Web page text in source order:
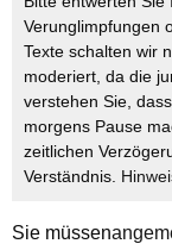
Verunglimpfungen
Texte schalten wir
moderiert, da die
verstehen Sie,
morgens Pause
zeitlichen
Verständnis.
Sie müssen